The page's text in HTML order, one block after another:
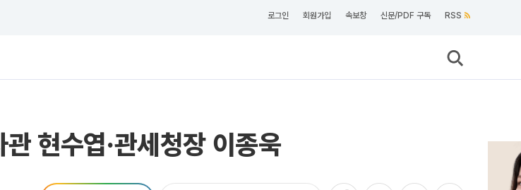
로그인 회원가입 속보창 신문/PDF 구독 RSS
현수엽·관세청장 이종욱